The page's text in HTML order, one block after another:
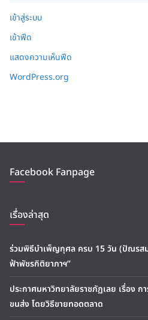
เข้าสู่ระบบ
เข้าฟีด
แสดงความเห็นฟีด
WordPress.org
Facebook Fanpage
เรื่องล่าสุด
ร่วมพิธีบำเพ็ญกุศล ครบ 15 วัน (ปัณรสม
ฟ้าพัชรกิติยาภาฯ”
ประกาศมหาวิทยาลัยราชภัฏเลย เรื่อง
ขนส่ง โดยวิธีขายทอดตลาด